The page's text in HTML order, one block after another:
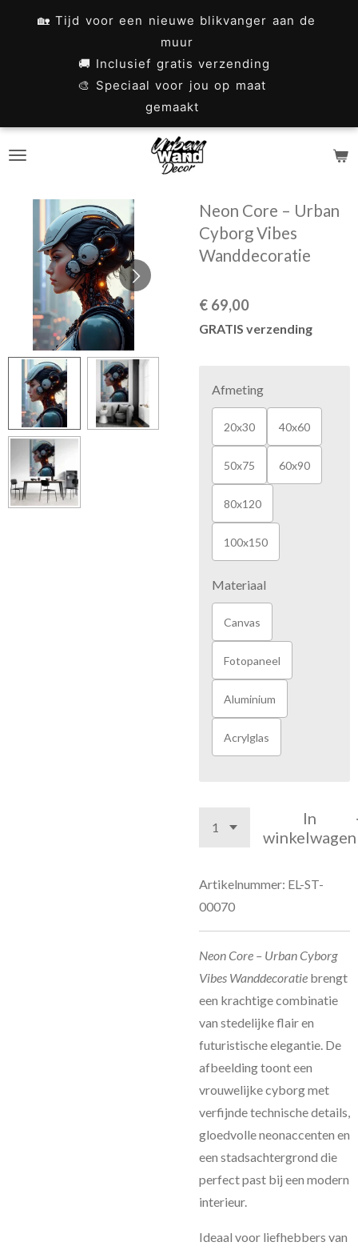
🏡 Tijd voor een nieuwe blikvanger aan de
muur
🚚 Inclusief gratis verzending
🎨 Speciaal voor jou op maat
gemaakt
Neon Core – Urban
Cyborg Vibes
Wanddecoratie
€ 69,00
GRATIS verzending
Afmeting
20x30 40x60
50x75 60x90
80x120
100x150
Materiaal
Canvas
Fotopaneel
Aluminium
Acrylglas
In
winkelwagen
Artikelnummer: EL-ST-
00070
Neon Core – Urban Cyborg
Vibes Wanddecoratie brengt
een krachtige combinatie
van stedelijke flair en
futuristische elegantie. De
afbeelding toont een
vrouwelijke cyborg met
verfijnde technische details,
gloedvolle neonaccenten en
een stadsachtergrond die
perfect past bij een modern
interieur.
Ideaal voor liefhebbers van